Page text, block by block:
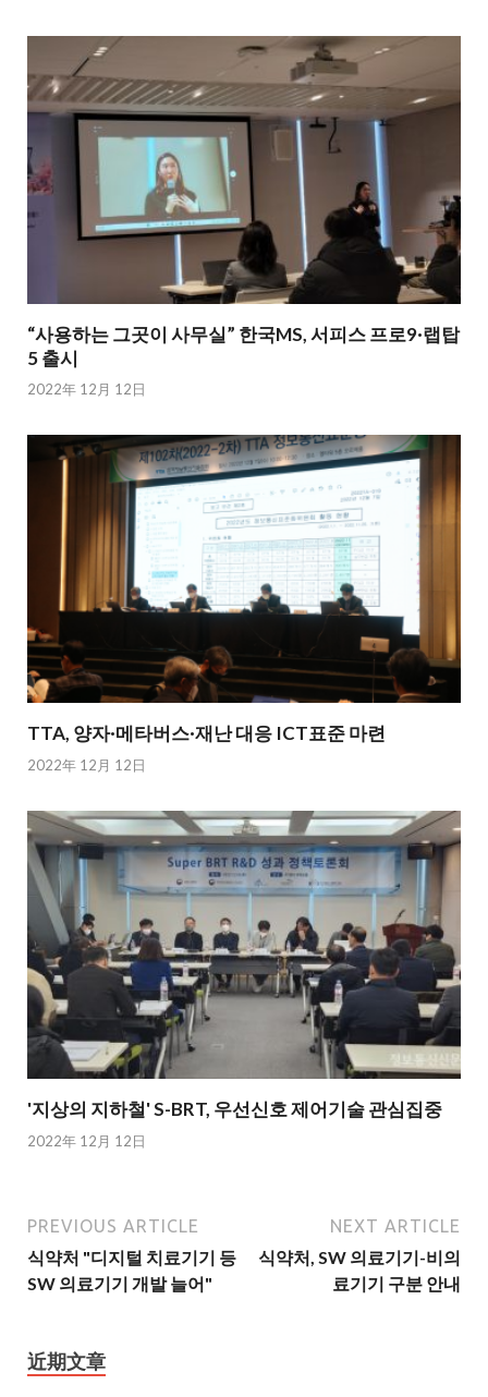
“사용하는 그곳이 사무실” 한국MS, 서피스 프로9·랩탑
5 출시
2022年 12月 12日
TTA, 양자·메타버스·재난 대응 ICT표준 마련
2022年 12月 12日
'지상의 지하철' S-BRT, 우선신호 제어기술 관심집중
2022年 12月 12日
PREVIOUS ARTICLE
식약처 "디지털 치료기기 등
SW 의료기기 개발 늘어"
NEXT ARTICLE
식약처, SW 의료기기-비의
료기기 구분 안내
近期文章